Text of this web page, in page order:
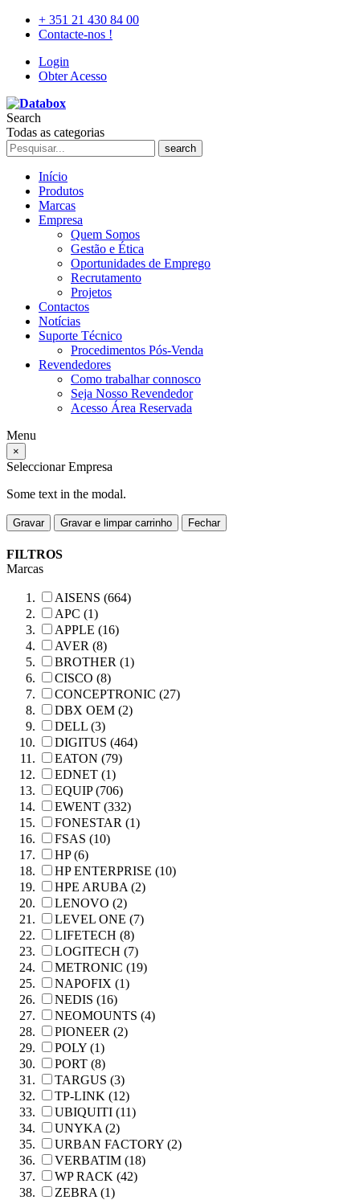
+ 351 21 430 84 00
Contacte-nos !
Login
Obter Acesso
Search
Todas as categorias
search
Início
Produtos
Marcas
Empresa
Quem Somos
Gestão e Ética
Oportunidades de Emprego
Recrutamento
Projetos
Contactos
Notícias
Suporte Técnico
Procedimentos Pós-Venda
Revendedores
Como trabalhar connosco
Seja Nosso Revendedor
Acesso Área Reservada
Menu
×
Seleccionar Empresa
Some text in the modal.
Gravar Gravar e limpar carrinho Fechar
FILTROS
Marcas
AISENS (664)
APC (1)
APPLE (16)
AVER (8)
BROTHER (1)
CISCO (8)
CONCEPTRONIC (27)
DBX OEM (2)
DELL (3)
DIGITUS (464)
EATON (79)
EDNET (1)
EQUIP (706)
EWENT (332)
FONESTAR (1)
FSAS (10)
HP (6)
HP ENTERPRISE (10)
HPE ARUBA (2)
LENOVO (2)
LEVEL ONE (7)
LIFETECH (8)
LOGITECH (7)
METRONIC (19)
NAPOFIX (1)
NEDIS (16)
NEOMOUNTS (4)
PIONEER (2)
POLY (1)
PORT (8)
TARGUS (3)
TP-LINK (12)
UBIQUITI (11)
UNYKA (2)
URBAN FACTORY (2)
VERBATIM (18)
WP RACK (42)
ZEBRA (1)